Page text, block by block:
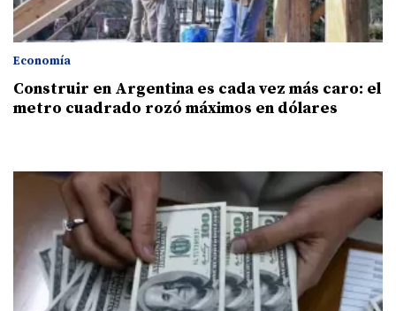
Economía
Construir en Argentina es cada vez más caro: el
metro cuadrado rozó máximos en dólares